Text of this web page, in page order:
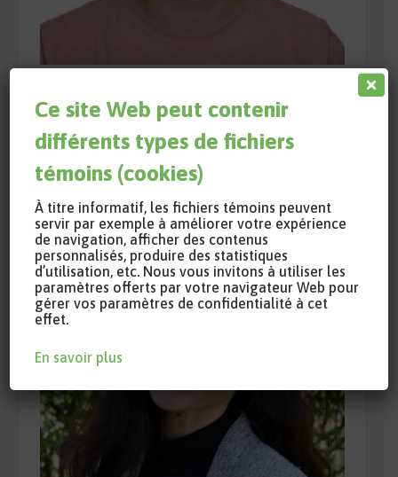
Antoine Zboralski
Ph. D., chercheur postdoctoral
Centre AFSB, INRS
Ce site Web peut contenir
différents types de fichiers
témoins (cookies)
À titre informatif, les fichiers témoins peuvent
servir par exemple à améliorer votre expérience
de navigation, afficher des contenus
personnalisés, produire des statistiques
d’utilisation, etc. Nous vous invitons à utiliser les
paramètres offerts par votre navigateur Web pour
gérer vos paramètres de confidentialité à cet
effet.
En savoir plus